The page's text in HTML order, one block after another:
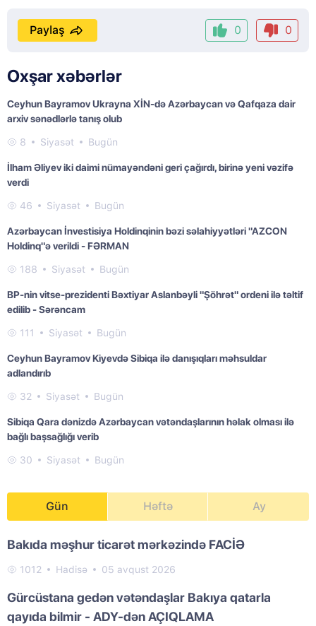
0 0
Paylaş
Oxşar xəbərlər
Ceyhun Bayramov Ukrayna XİN-də Azərbaycan və Qafqaza dair
arxiv sənədlərlə tanış olub
8 Siyasət Bugün
İlham Əliyev iki daimi nümayəndəni geri çağırdı, birinə yeni vəzifə
verdi
46 Siyasət Bugün
Azərbaycan İnvestisiya Holdinqinin bəzi səlahiyyətləri "AZCON
Holdinq"ə verildi - FƏRMAN
188 Siyasət Bugün
BP-nin vitse-prezidenti Bəxtiyar Aslanbəyli "Şöhrət" ordeni ilə təltif
edilib - Sərəncam
111 Siyasət Bugün
Ceyhun Bayramov Kiyevdə Sibiqa ilə danışıqları məhsuldar
adlandırıb
32 Siyasət Bugün
Sibiqa Qara dənizdə Azərbaycan vətəndaşlarının həlak olması ilə
bağlı başsağlığı verib
30 Siyasət Bugün
Gün Həftə Ay
Bakıda məşhur ticarət mərkəzində FACİƏ
1012 Hadisə 05 avqust 2026
Gürcüstana gedən vətəndaşlar Bakıya qatarla
qayıda bilmir - ADY-dən AÇIQLAMA